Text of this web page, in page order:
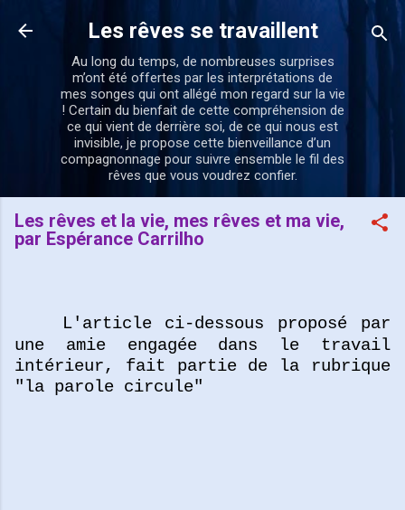
Accéder au contenu principal
Les rêves se travaillent
Au long du temps, de nombreuses surprises
m’ont été offertes par les interprétations de
mes songes qui ont allégé mon regard sur la vie
! Certain du bienfait de cette compréhension de
ce qui vient de derrière soi, de ce qui nous est
invisible, je propose cette bienveillance d’un
compagnonnage pour suivre ensemble le fil des
rêves que vous voudrez confier.
Les rêves et la vie, mes rêves et ma vie,
par Espérance Carrilho
L'article ci-dessous proposé par
une amie engagée dans le travail
intérieur, fait partie de la rubrique
"la parole circule"